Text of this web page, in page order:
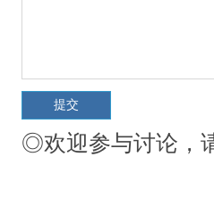
◎欢迎参与讨论，